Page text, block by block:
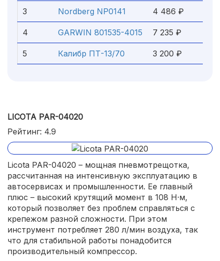
3 Nordberg NP0141 4 486 ₽
4 GARWIN 801535-4015 7 235 ₽
5 Калибр ПТ-13/70 3 200 ₽
LICOTA PAR-04020
Рейтинг: 4.9
Licota PAR-04020 – мощная пневмотрещотка,
рассчитанная на интенсивную эксплуатацию в
автосервисах и промышленности. Ее главный
плюс – высокий крутящий момент в 108 Н·м,
который позволяет без проблем справляться с
крепежом разной сложности. При этом
инструмент потребляет 280 л/мин воздуха, так
что для стабильной работы понадобится
производительный компрессор.